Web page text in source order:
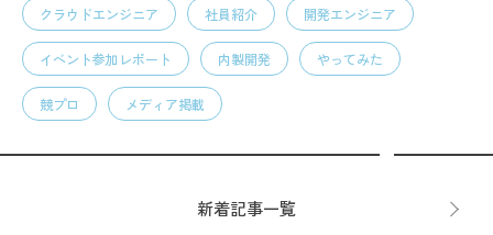
クラウドエンジニア 社員紹介 開発エンジニア
イベント参加レポート 内製開発 やってみた
競プロ メディア掲載
新着記事一覧